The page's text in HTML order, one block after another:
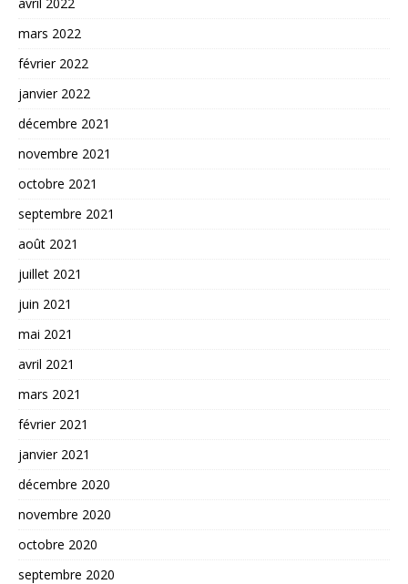
mars 2022
février 2022
janvier 2022
décembre 2021
novembre 2021
octobre 2021
septembre 2021
août 2021
juillet 2021
juin 2021
mai 2021
avril 2021
mars 2021
février 2021
janvier 2021
décembre 2020
novembre 2020
octobre 2020
septembre 2020